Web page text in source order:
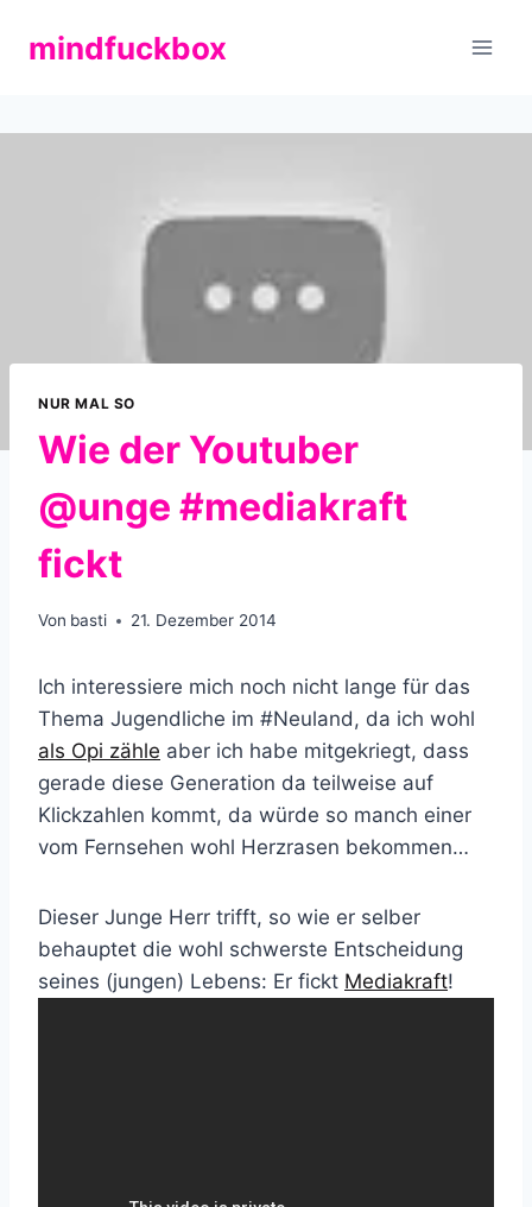
Inhaltmindfuckbox
NUR MAL SO
Wie der Youtuber
@unge #mediakraft
fickt
Von basti 21. Dezember 2014
Ich interessiere mich noch nicht lange für das
Thema Jugendliche im #Neuland, da ich wohl
als Opi zähle aber ich habe mitgekriegt, dass
gerade diese Generation da teilweise auf
Klickzahlen kommt, da würde so manch einer
vom Fernsehen wohl Herzrasen bekommen…
Dieser Junge Herr trifft, so wie er selber
behauptet die wohl schwerste Entscheidung
seines (jungen) Lebens: Er fickt Mediakraft!